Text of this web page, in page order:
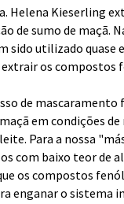
Helena Kieserling
de sumo de maçã.
sido utilizado
os compostos
de
em condições
Para a nossa
com baixo teor de
os compostos
enganar o sistema